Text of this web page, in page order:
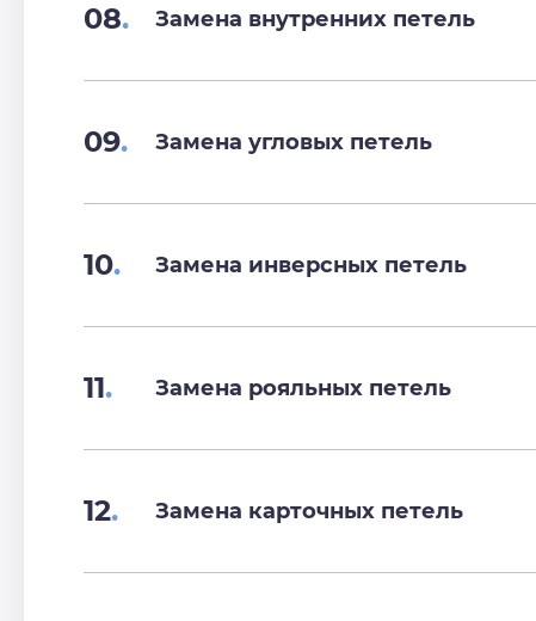
08. Замена внутренних петель
09. Замена угловых петель
10. Замена инверсных петель
11. Замена рояльных петель
12. Замена карточных петель